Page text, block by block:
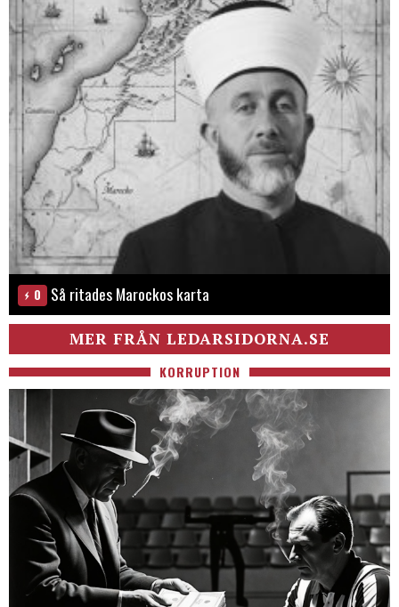
0 Så ritades Marockos karta
MER FRÅN LEDARSIDORNA.SE
KORRUPTION